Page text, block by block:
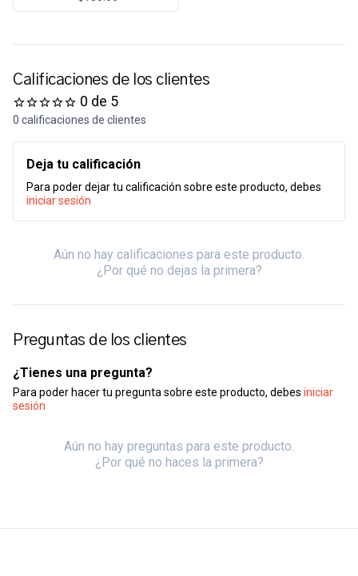
Calificaciones de los clientes
0 de 5
0 calificaciones de clientes
Deja tu calificación
Para poder dejar tu calificación sobre este producto, debes
iniciar sesión
Aún no hay calificaciones para este producto.
¿Por qué no dejas la primera?
Preguntas de los clientes
¿Tienes una pregunta?
Para poder hacer tu pregunta sobre este producto, debes iniciar
sesión
Aún no hay preguntas para este producto.
¿Por qué no haces la primera?